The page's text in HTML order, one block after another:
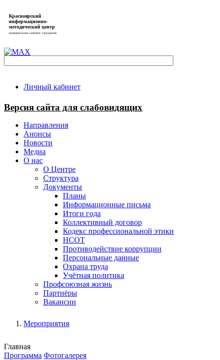
Красноярский
информационно-
методический центр
муниципальное казённое учреждение
Личный кабинет
Версия сайта для слабовидящих
Направления
Анонсы
Новости
Медиа
О нас
О Центре
Структура
Документы
Планы
Информационные письма
Итоги года
Коллективный договор
Кодекс профессиональной этики
НСОТ
Противодействие коррупции
Персональные данные
Охрана труда
Учётная политика
Профсоюзная жизнь
Партнёры
Вакансии
Мероприятия
Главная
Программа Фотогалерея